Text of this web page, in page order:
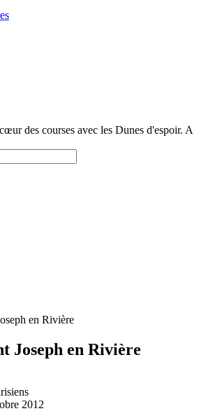
des courses avec les Dunes d'espoir. A
en Rivière
Joseph en Rivière
2012